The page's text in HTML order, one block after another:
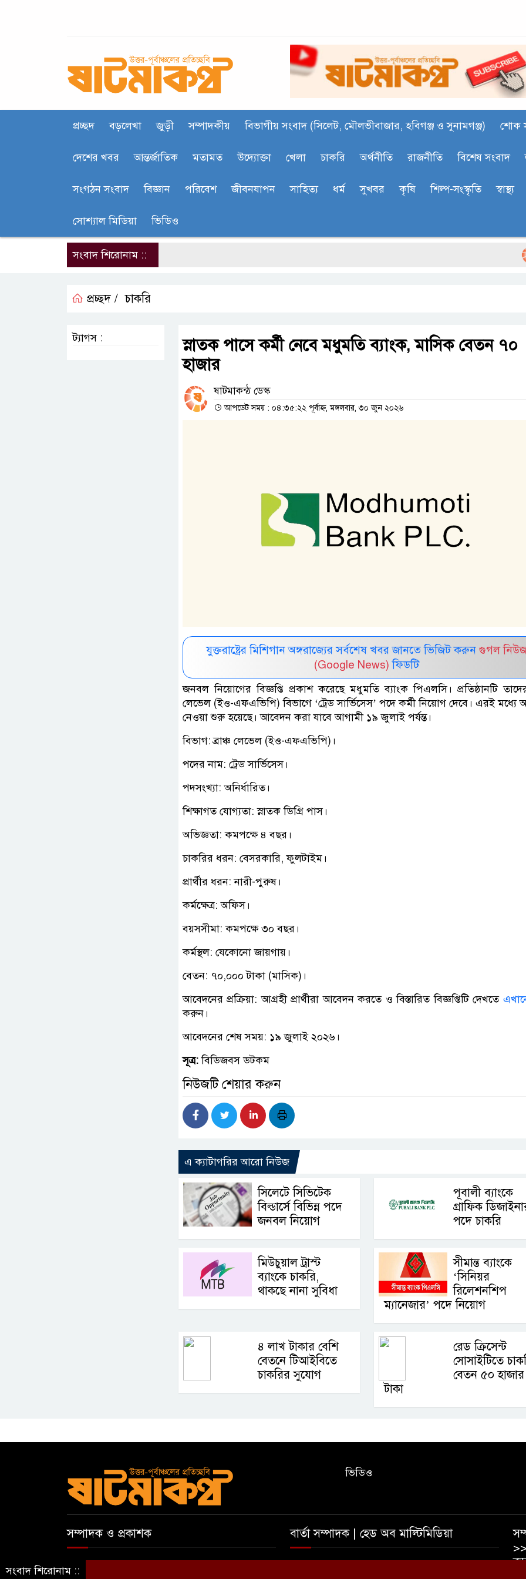
প্রচ্ছদ বড়লেখা জুড়ী সম্পাদকীয় বিভাগীয় সংবাদ (সিলেট, মৌলভীবাজার, হবিগঞ্জ ও সুনামগঞ্জ) শোক
দেশের খবর আন্তর্জাতিক মতামত উদ্যোক্তা খেলা চাকরি অর্থনীতি রাজনীতি বিশেষ সংবাদ
সংগঠন সংবাদ বিজ্ঞান পরিবেশ জীবনযাপন সাহিত‍্য ধর্ম সুখবর কৃষি শিল্প-সংস্কৃতি স্বাস্থ্য
সোশ্যাল মিডিয়া ভিডিও
সংবাদ শিরোনাম ::
প্রচ্ছদ / চাকরি
স্নাতক পাসে কর্মী নেবে মধুমতি ব্যাংক, মাসিক বেতন ৭০
হাজার
ষাটমাকন্ঠ ডেস্ক
আপডেট সময় : ০৪:৩৫:২২ পূর্বাহ্ন, মঙ্গলবার, ৩০ জুন ২০২৬
যুক্তরাষ্ট্রের মিশিগান অঙ্গরাজ্যের সর্বশেষ খবর জানতে ভিজিট করুন গুগল
(Google News) ফিডটি
জনবল নিয়োগের বিজ্ঞপ্তি প্রকাশ করেছে মধুমতি ব্যাংক পিএলসি। প্রতিষ্ঠানটি তাদের
লেভেল (ইও-এফএভিপি) বিভাগে ‘ট্রেড সার্ভিসেস’ পদে কর্মী নিয়োগ দেবে। এরই মধ্যে
নেওয়া শুরু হয়েছে। আবেদন করা যাবে আগামী ১৯ জুলাই পর্যন্ত।
বিভাগ: ব্রাঞ্চ লেভেল (ইও-এফএভিপি)।
পদের নাম: ট্রেড সার্ভিসেস।
পদসংখ্যা: অনির্ধারিত।
শিক্ষাগত যোগ্যতা: স্নাতক ডিগ্রি পাস।
অভিজ্ঞতা: কমপক্ষে ৪ বছর।
চাকরির ধরন: বেসরকারি, ফুলটাইম।
প্রার্থীর ধরন: নারী-পুরুষ।
কর্মক্ষেত্র: অফিস।
বয়সসীমা: কমপক্ষে ৩০ বছর।
কর্মস্থল: যেকোনো জায়গায়।
বেতন: ৭০,০০০ টাকা (মাসিক)।
আবেদনের প্রক্রিয়া: আগ্রহী প্রার্থীরা আবেদন করতে ও বিস্তারিত বিজ্ঞপ্তিটি দেখতে
করুন।
আবেদনের শেষ সময়: ১৯ জুলাই ২০২৬।
সূত্র:বিডিজবস ডটকম
নিউজটি শেয়ার করুন
এ ক্যাটাগরির আরো নিউজ
সিলেটে সিভিটেক
বিল্ডার্সে বিভিন্ন পদে
জনবল নিয়োগ
পূবালী ব্যাংকে
গ্রাফিক
পদে চাকরি
মিউচুয়াল ট্রাস্ট
ব্যাংকে চাকরি,
থাকছে নানা সুবিধা
সীমান্ত ব্যাংকে
‘সিনিয়র
রিলেশনশিপ
ম্যানেজার’ পদে নিয়োগ
৪ লাখ টাকার বেশি
বেতনে টিআইবিতে
চাকরির সুযোগ
রেড ক্রিসেন্ট
সোসাইটিতে
বেতন ৫০ হাজার
টাকা
ট্যাগস :
ভিডিও
সম্পাদক ও প্রকাশক
আবুল কাসেম
বার্তা সম্পাদক | হেড অব মাল্টিমিডিয়া
সংবাদ শিরোনাম ::